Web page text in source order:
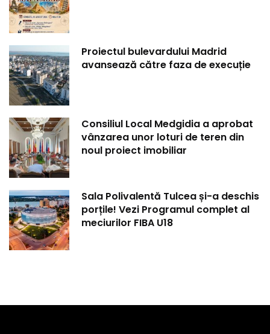
Proiectul bulevardului Madrid
avansează către faza de execuție
Consiliul Local Medgidia a aprobat
vânzarea unor loturi de teren din
noul proiect imobiliar
Sala Polivalentă Tulcea și-a deschis
porțile! Vezi Programul complet al
meciurilor FIBA U18